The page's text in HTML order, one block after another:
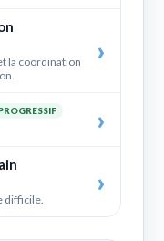
la coordination
difficile.